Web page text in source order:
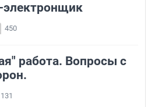
450
работа. Вопросы с
131